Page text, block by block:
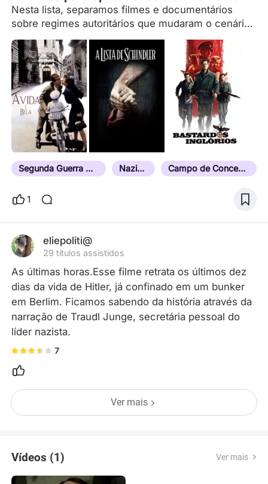
Nesta lista, separamos filmes e documentários
sobre regimes autoritários que mudaram o cenário
global e levaram o mundo à Segunda Guerra
Mundial.
Segunda Guerra Mundial Nazistas Campo de Concentração
1
eliepoliti@
29 títulos assistidos
As últimas horas.Esse filme retrata os últimos dez
dias da vida de Hitler, já confinado em um bunker
em Berlim. Ficamos sabendo da história através da
narração de Traudl Junge, secretária pessoal do
líder nazista.
7
Ver mais
Vídeos (1) Ver mais